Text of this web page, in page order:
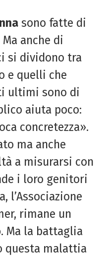
sono fatte di
anche di
si dividono tra
e quelli che
ultimi sono di
aiuta poco:
concretezza».
ma anche
a misurarsi con
i loro genitori
l’Associazione
rimane un
Ma la battaglia
questa malattia